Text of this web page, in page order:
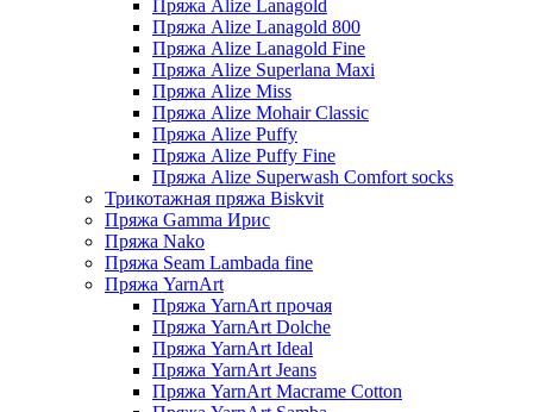
Пряжа Alize Lanagold
Пряжа Alize Lanagold 800
Пряжа Alize Lanagold Fine
Пряжа Alize Superlana Maxi
Пряжа Alize Miss
Пряжа Alize Mohair Classic
Пряжа Alize Puffy
Пряжа Alize Puffy Fine
Пряжа Alize Superwash Comfort socks
Трикотажная пряжа Biskvit
Пряжа Gamma Ирис
Пряжа Nako
Пряжа Seam Lambada fine
Пряжа YarnArt
Пряжа YarnArt прочая
Пряжа YarnArt Dolche
Пряжа YarnArt Ideal
Пряжа YarnArt Jeans
Пряжа YarnArt Macrame Cotton